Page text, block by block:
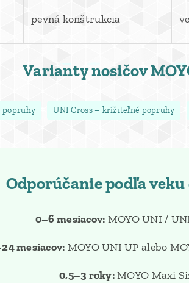
pevná konštrukcia
Varianty nosičov
popruhy UNI Cross – krížiteľné popruhy
Odporúčanie podľa
0–6 mesiacov: MOYO UNI /
mesiacov: MOYO UNI UP alebo
0,5–3 roky:MOYO Maxi